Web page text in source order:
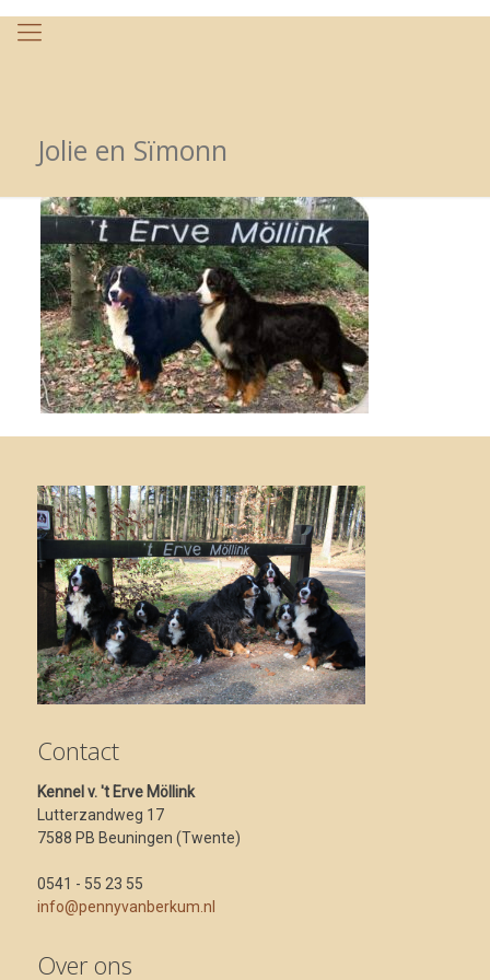
Jolie en Sïmonn
Contact
Kennel v. 't Erve Möllink
Lutterzandweg 17
7588 PB Beuningen (Twente)
0541 - 55 23 55
info@pennyvanberkum.nl
Over ons